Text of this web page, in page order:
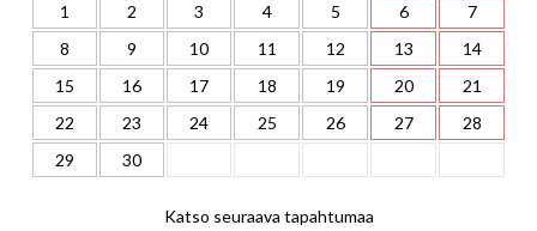
1 2 3 4 5 6
7
8
9 10 11 12 13
14
15
16 17 18 19 20
21
22
23 24 25 26 27
28
29
30
Katso seuraava tapahtumaa